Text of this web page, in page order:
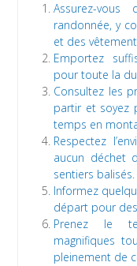
Assurez-
randonnée, y
et des
Emportez
pour toute la
Consultez les
partir et soyez
temps en
Respectez
aucun déchet
sentiers balisés.
Informez
départ pour
Prenez le
magnifiques
pleinement de